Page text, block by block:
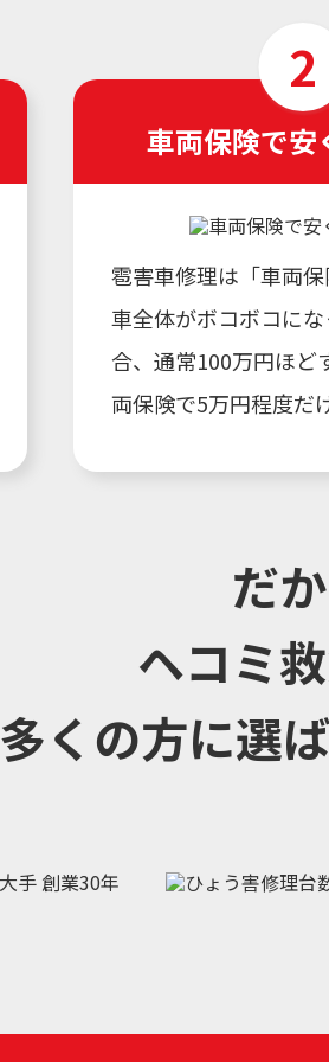
車両保険で安
雹害車修理は「車両保
車全体がボコボコに
合、通常100万円ほど
両保険で5万円程度だ
だ
ヘコミ
多くの方に選